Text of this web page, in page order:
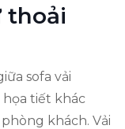
thoải
sofa vải
họa tiết khác
khách. Vải